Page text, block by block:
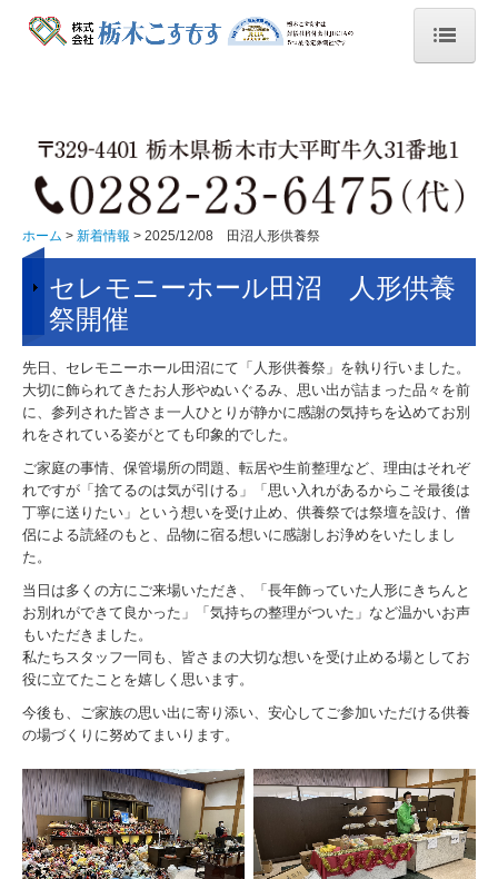
新着情報
2024/11/17 遺品供養祭（大平）
栃木こすもす 北海道旅行 2泊３日
2024/07/19 マナー日記
2024/07/25.26 グリーフ研修
2024/09/15 人形供養祭（平柳）
2024/10/20 人形供養祭（大平）終活
2024/11/17 人形供養祭（田沼）
福利厚生
2025/02/23.24 遺品供養祭（栃木、佐野、那須南）
2025/02/23 新鮮野菜市 西水代
2025/03/07 やまがわ人形供養祭
2025/03/07 仏壇サロン春彼岸
2025/03/02 マイナビ2026合同就職説明会
2025/03/13 就活生へのハラスメント防止
2025/03/16 やまがわ人形供養祭 開催当日
ホーム 新着情報 2025/12/08 田沼人形供養祭
セレモニーホール田沼 人形供養
祭開催
先日、セレモニーホール田沼にて「人形供養祭」を執り行いました。
大切に飾られてきたお人形やぬいぐるみ、思い出が詰まった品々を前
に、参列された皆さま一人ひとりが静かに感謝の気持ちを込めてお別
れをされている姿がとても印象的でした。
ご家庭の事情、保管場所の問題、転居や生前整理など、理由はそれぞ
れですが「捨てるのは気が引ける」「思い入れがあるからこそ最後は
丁寧に送りたい」という想いを受け止め、供養祭では祭壇を設け、僧
侶による読経のもと、品物に宿る想いに感謝しお浄めをいたしまし
た。
当日は多くの方にご来場いただき、「長年飾っていた人形にきちんと
お別れができて良かった」「気持ちの整理がついた」など温かいお声
もいただきました。
私たちスタッフ一同も、皆さまの大切な想いを受け止める場としてお
役に立てたことを嬉しく思います。
今後も、ご家族の思い出に寄り添い、安心してご参加いただける供養
の場づくりに努めてまいります。